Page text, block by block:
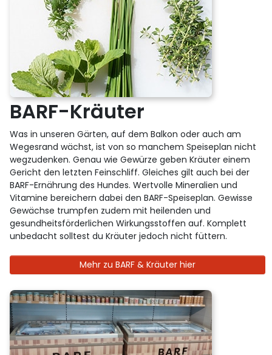
BARF-Kräuter
Was in unseren Gärten, auf dem Balkon oder auch am
Wegesrand wächst, ist von so manchem Speiseplan nicht
wegzudenken. Genau wie Gewürze geben Kräuter einem
Gericht den letzten Feinschliff. Gleiches gilt auch bei der
BARF-Ernährung des Hundes. Wertvolle Mineralien und
Vitamine bereichern dabei den BARF-Speiseplan. Gewisse
Gewächse trumpfen zudem mit heilenden und
gesundheitsförderlichen Wirkungsstoffen auf. Komplett
unbedacht solltest du Kräuter jedoch nicht füttern.
Mehr zu BARF & Kräuter hier